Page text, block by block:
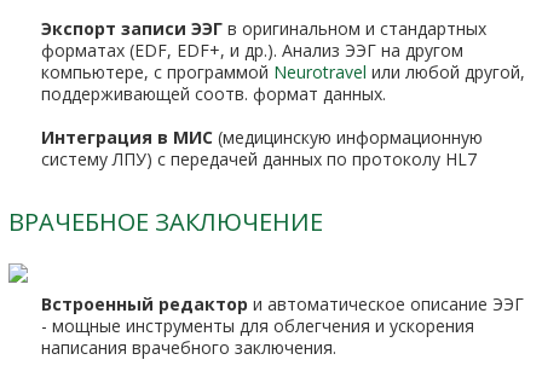
Экспорт записи ЭЭГ в оригинальном и стандартных
форматах (EDF, EDF+, и др.). Анализ ЭЭГ на другом
компьютере, с программой Neurotravel или любой другой,
поддерживающей соотв. формат данных.
Интеграция в МИС (медицинскую информационную
систему ЛПУ) с передачей данных по протоколу HL7
ВРАЧЕБНОЕ ЗАКЛЮЧЕНИЕ
Встроенный редактор и автоматическое описание ЭЭГ
- мощные инструменты для облегчения и ускорения
написания врачебного заключения.